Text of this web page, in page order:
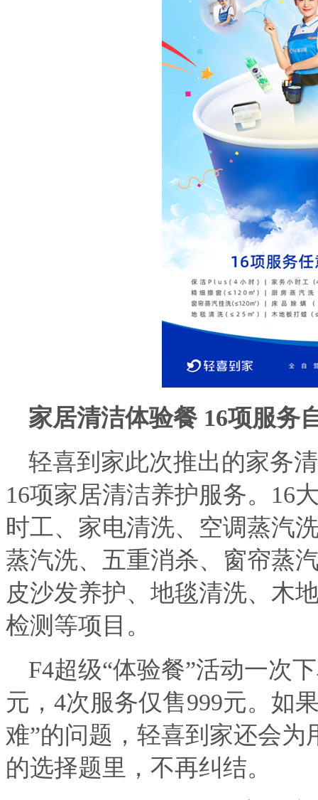
家居清洁体验餐16项服务
轻喜到家此次推出的家务
16项家居清洁养护服务。 16
时工、家电清洗、空调蒸汽
蒸汽洗、五重消杀、窗帘蒸
皮沙发养护、地毯清洗、木
检测等项目。
F4超级“体验餐”活动一次
元， 4次服务仅售999元。如
难”的问题，轻喜到家还会
的选择题里，不再纠结。